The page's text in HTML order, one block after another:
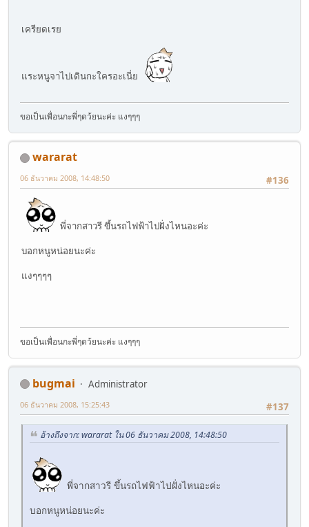
เครียดเรย
แระหนูจาไปเดินกะใครอะเนี่ย
ขอเป็นเพื่อนกะพี่ๆดว้ยนะค่ะ แงๆๆๆ
wararat
#136
06 ธันวาคม 2008, 14:48:50
พี่จากสาวรี ขึ้นรถไฟฟ้าไปฝั่งไหนอะค่ะ
บอกหนูหน่อยนะค่ะ
แงๆๆๆๆ
ขอเป็นเพื่อนกะพี่ๆดว้ยนะค่ะ แงๆๆๆ
bugmai
Administrator
#137
06 ธันวาคม 2008, 15:25:43
อ้างถึงจาก: wararat ใน 06 ธันวาคม 2008, 14:48:50
พี่จากสาวรี ขึ้นรถไฟฟ้าไปฝั่งไหนอะค่ะ
บอกหนูหน่อยนะค่ะ